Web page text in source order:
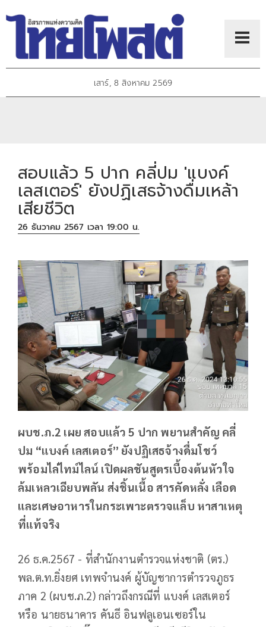
เสาร์, 8 สิงหาคม 2569
สอบแล้ว 5 ปาก คลี่ปม 'แบงค์
เลสเตอร์' ยังปฏิเสธจ้างดื่มเหล้า
เสียชีวิต
26 ธันวาคม 2567 เวลา 19:00 น.
ผบช.ภ.2 เผย สอบแล้ว 5 ปาก พยานสำคัญ คลี่
ปม “แบงค์ เลสเตอร์” ยังปฏิเสธจ้างดื่มโชว์
พร้อมไล่ไทม์ไลน์ เปิดผลชันสูตรเบื้องต้นหัวใจ
ล้มเหลวเฉียบพลัน ส่งชิ้นเนื้อ สารคัดหลั่ง เลือด
และเศษอาหารในกระเพาะตรวจแล็บ หาสาเหตุ
ที่แท้จริง
26 ธ.ค.2567 - ที่สำนักงานตำรวจแห่งชาติ (ตร.)
พล.ต.ท.ยิ่งยศ เทพจำนงค์ ผู้บัญชาการตำรวจภูธร
ภาค 2 (ผบช.ภ.2) กล่าวถึงกรณีที่ แบงค์ เลสเตอร์
หรือ นายธนาคาร คันธี อินฟลูเอนเซอร์ใน